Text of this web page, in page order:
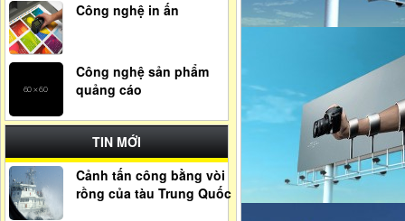
Công nghệ in ấn
Công nghệ sản phẩm
quảng cáo
TIN MỚI
Cảnh tấn công bằng vòi
rồng của tàu Trung Quốc